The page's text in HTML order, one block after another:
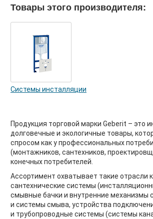
Товары этого производителя:
Системы инсталляции
Продукция торговой марки Geberit – это
долговечные и экологичные товары,
спросом как у профессиональных
(монтажников, сантехников,
конечных потребителей.
Ассортимент охватывает такие отрасли
сантехнические системы
смывные бачки и внутренние механизмы
и системы смыва, устройства
и трубопроводные системы (системы